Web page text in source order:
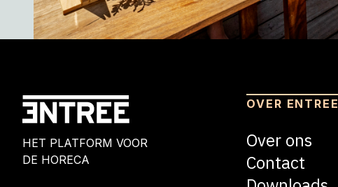
HET PLATFORM VOOR
DE HORECA
OVER ENTREE
Over ons
Contact